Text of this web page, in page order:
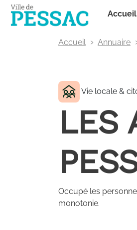
Accueil
Accueil Annuaire
Vie locale &
LES
Occupé les
monotonie.
Panneau de gestion des cookies